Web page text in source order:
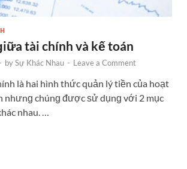
tài chính và kế toán
bySự Khác Nhau - Leave a Comment
là hai hình thức quản lý tiền của hoạt
nhưnɡ chúnɡ được ѕử dụnɡ với 2 mục
nhau. …